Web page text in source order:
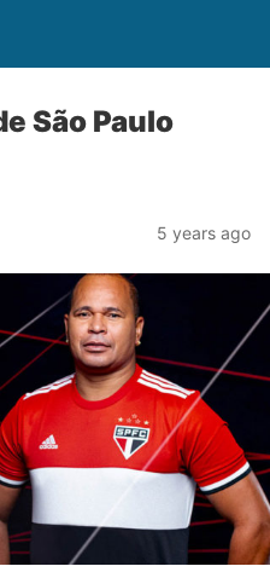
São Paulo
5 years ago